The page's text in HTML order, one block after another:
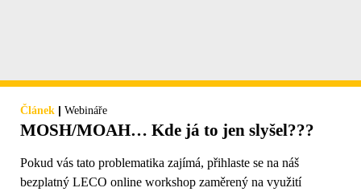
Článek | Webináře
MOSH/MOAH… Kde já to jen slyšel???
Pokud vás tato problematika zajímá, přihlaste se na náš
bezplatný LECO online workshop zaměrený na využití